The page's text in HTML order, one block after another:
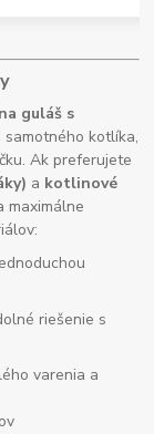
guláš s
kotlíka,
Ak preferujete
a kotlinové
maximálne
riešenie s
varenia a